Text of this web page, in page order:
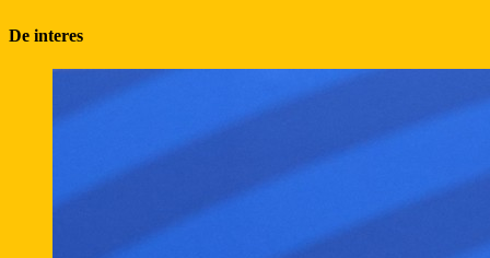
De interes